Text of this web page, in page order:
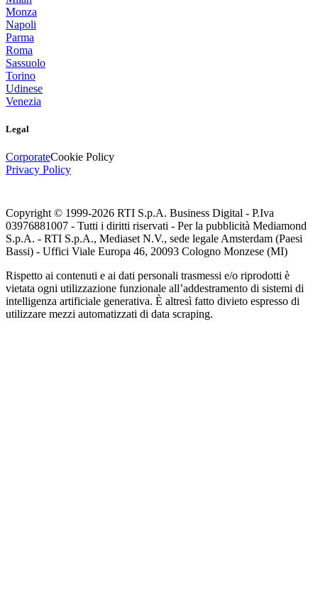
Monza
Napoli
Parma
Roma
Sassuolo
Torino
Udinese
Venezia
Legal
CorporateCookie Policy
Privacy Policy
Copyright © 1999-2026 RTI S.p.A. Business Digital - P.Iva
03976881007 - Tutti i diritti riservati - Per la pubblicità Mediamond
S.p.A. - RTI S.p.A., Mediaset N.V., sede legale Amsterdam (Paesi
Bassi) - Uffici Viale Europa 46, 20093 Cologno Monzese (MI)
Rispetto ai contenuti e ai dati personali trasmessi e/o riprodotti è
vietata ogni utilizzazione funzionale all’addestramento di sistemi di
intelligenza artificiale generativa. È altresì fatto divieto espresso di
utilizzare mezzi automatizzati di data scraping.